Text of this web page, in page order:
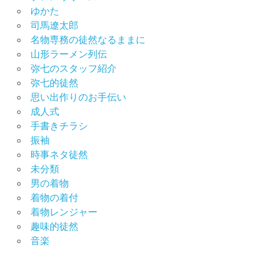
袖
ル
展
撮
影
会
振
袖
選
び
男
ゆかた
司馬遼太郎
名物専務の徒然なるままに
山形ラーメン列伝
弥七のスタッフ紹介
弥七的徒然
思い出作りのお手伝い
成人式
手書きチラシ
振袖
時事ネタ徒然
未分類
男の着物
着物の着付
着物レンジャー
趣味的徒然
音楽